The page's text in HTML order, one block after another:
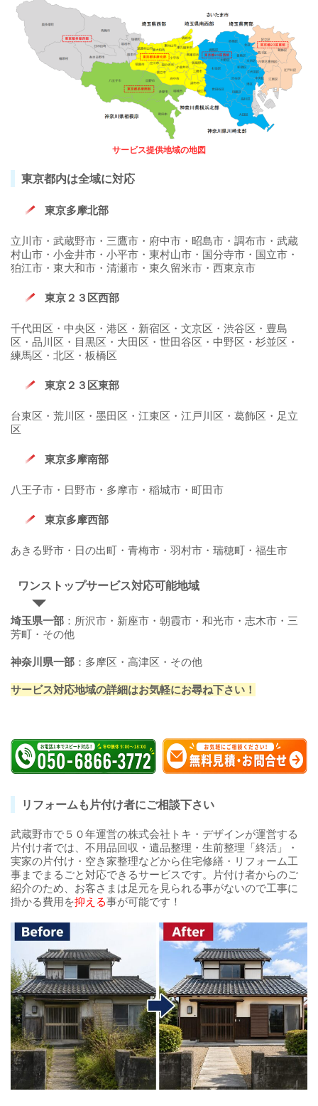
サービス提供地域の地図
東京都内は全域に対応
東京多摩北部
立川市・武蔵野市・三鷹市・府中市・昭島市・調布市・武蔵
村山市・小金井市・小平市・東村山市・国分寺市・国立市・
狛江市・東大和市・清瀬市・東久留米市・西東京市
東京２３区西部
千代田区・中央区・港区・新宿区・文京区・渋谷区・豊島
区・品川区・目黒区・大田区・世田谷区・中野区・杉並区・
練馬区・北区・板橋区
東京２３区東部
台東区・荒川区・墨田区・江東区・江戸川区・葛飾区・足立
区
東京多摩南部
八王子市・日野市・多摩市・稲城市・町田市
東京多摩西部
あきる野市・日の出町・青梅市・羽村市・瑞穂町・福生市
ワンストップサービス対応可能地域
埼玉県一部 ：所沢市・新座市・朝霞市・和光市・志木市・三
芳町・その他
神奈川県一部 ：多摩区・高津区・その他
サービス対応地域の詳細はお気軽にお尋ね下さい！
リフォームも片付け者にご相談下さい
武蔵野市で５０年運営の株式会社トキ・デザインが運営する
片付け者では、不用品回収・遺品整理・生前整理「終活」・
実家の片付け・空き家整理などから住宅修繕・リフォーム工
事までまるごと対応できるサービスです。片付け者からのご
紹介のため、お客さまは足元を見られる事がないので工事に
掛かる費用を抑える事が可能です！